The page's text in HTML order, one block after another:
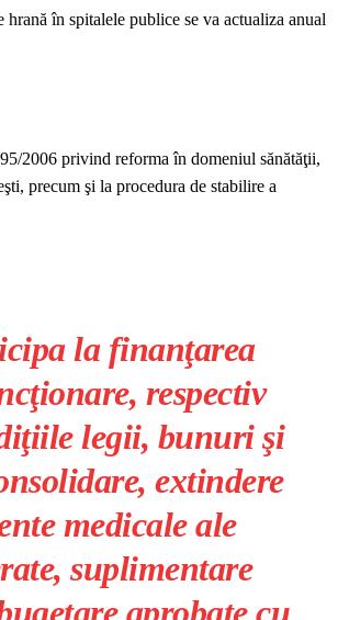
în spitalele publice se va actualiza anual
2006 privind reforma în domeniul sănătăţii,
precum şi la procedura de stabilire a
la finanţarea
respectiv
legii, bunuri şi
extindere
medicale ale
suplimentare